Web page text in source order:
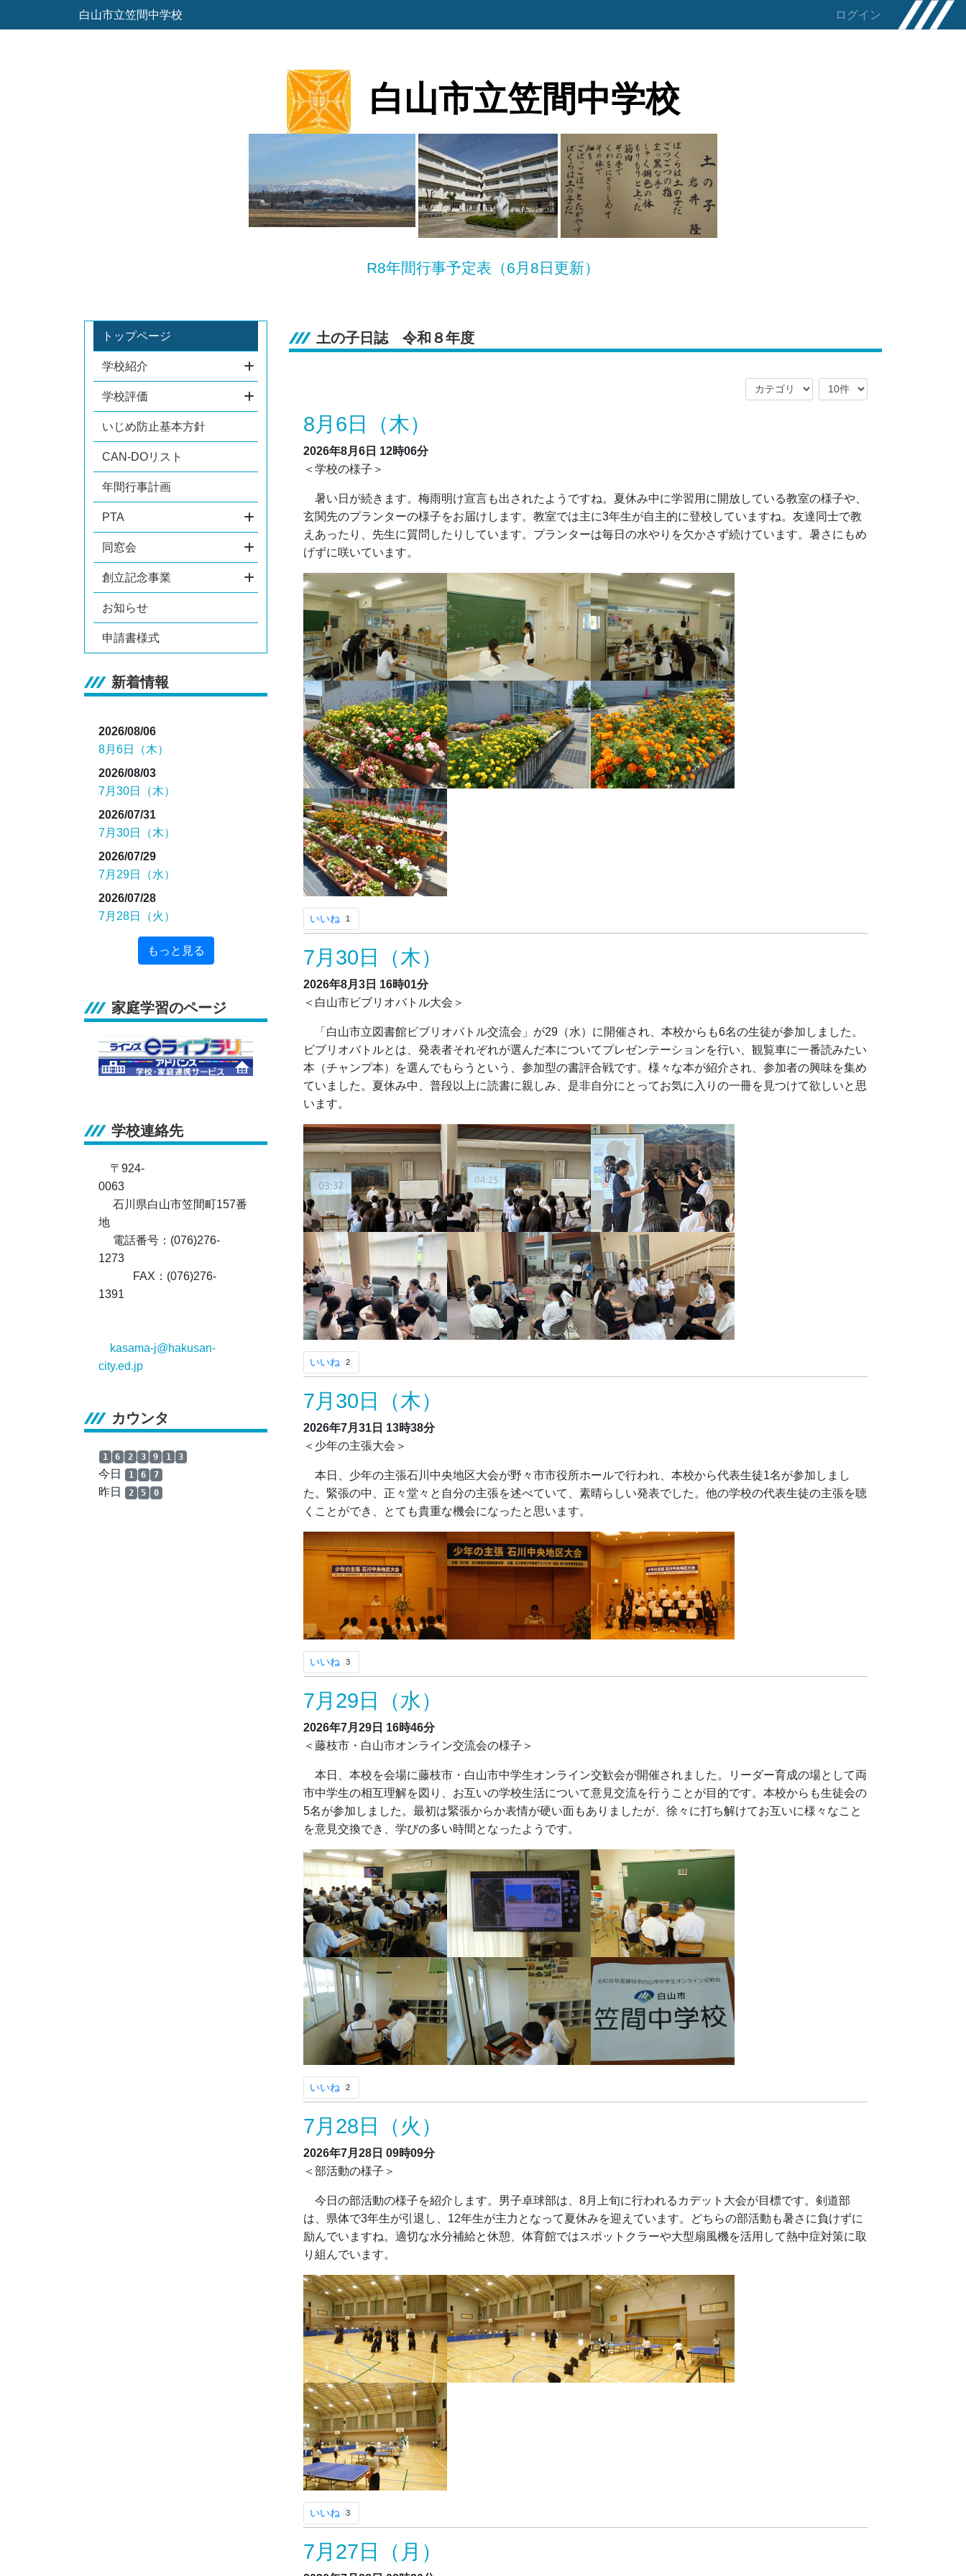
白山市立笠間中学校 ログイン
白山市立笠間中学校
R8年間行事予定表（6月8日更新）
トップページ
学校紹介
学校評価
いじめ防止基本方針
CAN-DOリスト
年間行事計画
PTA
同窓会
創立記念事業
お知らせ
申請書様式
新着情報
2026/08/06
8月6日（木）
2026/08/03
7月30日（木）
2026/07/31
7月30日（木）
2026/07/29
7月29日（水）
2026/07/28
7月28日（火）
もっと見る
家庭学習のページ
学校連絡先
〒924-
0063
石川県白山市笠間町157番
地
電話番号：(076)276-
1273
FAX：(076)276-
1391
kasama-j@hakusan-
city.ed.jp
カウンタ
1 6 2 3 9 1 3
今日 1 6 7
昨日 2 5 0
土の子日誌 令和８年度
8月6日（木）
2026年8月6日 12時06分
＜学校の様子＞
暑い日が続きます。梅雨明け宣言も出されたようですね。夏休み中に学習用に開放している教室の様子や、
玄関先のプランターの様子をお届けします。教室では主に3年生が自主的に登校していますね。友達同士で教
えあったり、先生に質問したりしています。プランターは毎日の水やりを欠かさず続けています。暑さにもめ
げずに咲いています。
いいね 1
7月30日（木）
2026年8月3日 16時01分
＜白山市ビブリオバトル大会＞
「白山市立図書館ビブリオバトル交流会」が29（水）に開催され、本校からも6名の生徒が参加しました。
ビブリオバトルとは、発表者それぞれが選んだ本についてプレゼンテーションを行い、観覧車に一番読みたい
本（チャンプ本）を選んでもらうという、参加型の書評合戦です。様々な本が紹介され、参加者の興味を集め
ていました。夏休み中、普段以上に読書に親しみ、是非自分にとってお気に入りの一冊を見つけて欲しいと思
います。
いいね 2
7月30日（木）
2026年7月31日 13時38分
＜少年の主張大会＞
本日、少年の主張石川中央地区大会が野々市市役所ホールで行われ、本校から代表生徒1名が参加しまし
た。緊張の中、正々堂々と自分の主張を述べていて、素晴らしい発表でした。他の学校の代表生徒の主張を聴
くことができ、とても貴重な機会になったと思います。
いいね 3
7月29日（水）
2026年7月29日 16時46分
＜藤枝市・白山市オンライン交流会の様子＞
本日、本校を会場に藤枝市・白山市中学生オンライン交歓会が開催されました。リーダー育成の場として両
市中学生の相互理解を図り、お互いの学校生活について意見交流を行うことが目的です。本校からも生徒会の
5名が参加しました。最初は緊張からか表情が硬い面もありましたが、徐々に打ち解けてお互いに様々なこと
を意見交換でき、学びの多い時間となったようです。
いいね 2
7月28日（火）
2026年7月28日 09時09分
＜部活動の様子＞
今日の部活動の様子を紹介します。男子卓球部は、8月上旬に行われるカデット大会が目標です。剣道部
は、県体で3年生が引退し、12年生が主力となって夏休みを迎えています。どちらの部活動も暑さに負けずに
励んでいますね。適切な水分補給と休憩、体育館ではスポットクラーや大型扇風機を活用して熱中症対策に取
り組んでいます。
いいね 3
7月27日（月）